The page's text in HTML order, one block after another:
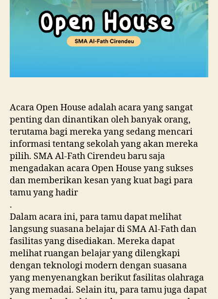
Acara Open House adalah acara yang sangat
penting dan dinantikan oleh banyak orang,
terutama bagi mereka yang sedang mencari
informasi tentang sekolah yang akan mereka
pilih. SMA Al-Fath Cirendeu baru saja
mengadakan acara Open House yang sukses
dan memberikan kesan yang kuat bagi para
tamu yang hadir
.
Dalam acara ini, para tamu dapat melihat
langsung suasana belajar di SMA Al-Fath dan
fasilitas yang disediakan. Mereka dapat
melihat ruangan belajar yang dilengkapi
dengan teknologi modern dengan suasana
yang menyenangkan berikut fasilitas olahraga
yang memadai. Selain itu, para tamu juga dapat